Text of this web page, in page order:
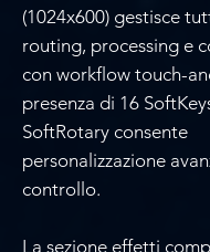
(1024x600) gestisce
routing, processing e
con workflow touch-
presenza di 16
SoftRotary consente
personalizzazione
controllo.
La sezione effetti